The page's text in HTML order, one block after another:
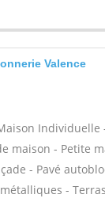
Valence
Individuelle
maison - Petite
- Pavé
-